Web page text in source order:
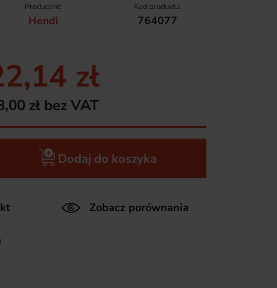
Producent:
Hendi
Kod produktu:
764077
zł
zł bez VAT
Dodaj do koszyka
Zobacz porównania